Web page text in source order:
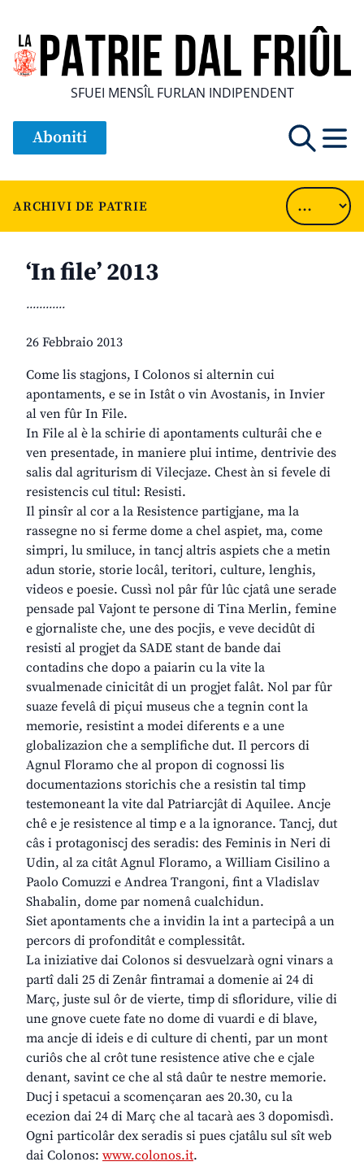
SFUEI MENSÎL FURLAN INDIPENDENT
Aboniti
ARCHIVI DE PATRIE
‘In file’ 2013
............
26 Febbraio 2013
Come lis stagjons, I Colonos si alternin cui
apontaments, e se in Istât o vin Avostanis, in Invier
al ven fûr In File.
In File al è la schirie di apontaments culturâi che e
ven presentade, in maniere plui intime, dentrivie des
salis dal agriturism di Vilecjaze. Chest àn si fevele di
resistencis cul titul: Resisti.
Il pinsîr al cor a la Resistence partigjane, ma la
rassegne no si ferme dome a chel aspiet, ma, come
simpri, lu smiluce, in tancj altris aspiets che a metin
adun storie, storie locâl, teritori, culture, lenghis,
videos e poesie. Cussì nol pâr fûr lûc cjatâ une serade
pensade pal Vajont te persone di Tina Merlin, femine
e gjornaliste che, une des pocjis, e veve decidût di
resisti al progjet da SADE stant de bande dai
contadins che dopo a paiarin cu la vite la
svualmenade cinicitât di un progjet falât. Nol par fûr
suaze fevelâ di piçui museus che a tegnin cont la
memorie, resistint a modei diferents e a une
globalizazion che a semplifiche dut. Il percors di
Agnul Floramo che al propon di cognossi lis
documentazions storichis che a resistin tal timp
testemoneant la vite dal Patriarcjât di Aquilee. Ancje
chê e je resistence al timp e a la ignorance. Tancj, dut
câs i protagoniscj des seradis: des Feminis in Neri di
Udin, al za citât Agnul Floramo, a William Cisilino a
Paolo Comuzzi e Andrea Trangoni, fint a Vladislav
Shabalin, dome par nomenâ cualchidun.
Siet apontaments che a invidin la int a partecipâ a un
percors di profonditât e complessitât.
La iniziative dai Colonos si desvuelzarà ogni vinars a
partî dali 25 di Zenâr fintramai a domenie ai 24 di
Març, juste sul ôr de vierte, timp di sfloridure, vilie di
une gnove cuete fate no dome di vuardi e di blave,
ma ancje di ideis e di culture di chenti, par un mont
curiôs che al crôt tune resistence ative che e cjale
denant, savint ce che al stâ daûr te nestre memorie.
Ducj i spetacui a scomençaran aes 20.30, cu la
ecezion dai 24 di Març che al tacarà aes 3 dopomisdì.
Ogni particolâr dex seradis si pues cjatâlu sul sît web
dai Colonos: www.colonos.it.